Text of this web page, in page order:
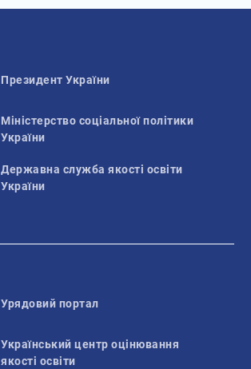
Президент України
Міністерство соціальної політики
України
Державна служба якості освіти
України
Урядовий портал
Український центр оцінювання
якості освіти